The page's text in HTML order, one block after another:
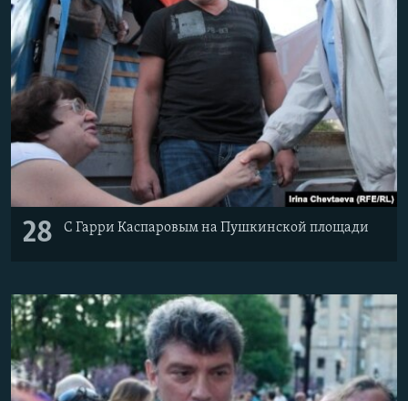
28 С Гарри Каспаровым на Пушкинской площади